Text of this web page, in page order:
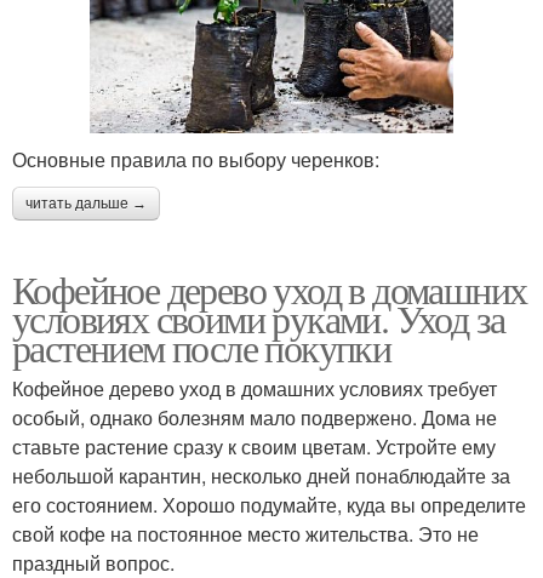
Основные правила по выбору черенков:
читать дальше →
Кофейное дерево уход в домашних
условиях своими руками. Уход за
растением после покупки
Кофейное дерево уход в домашних условиях требует
особый, однако болезням мало подвержено. Дома не
ставьте растение сразу к своим цветам. Устройте ему
небольшой карантин, несколько дней понаблюдайте за
его состоянием. Хорошо подумайте, куда вы определите
свой кофе на постоянное место жительства. Это не
праздный вопрос.